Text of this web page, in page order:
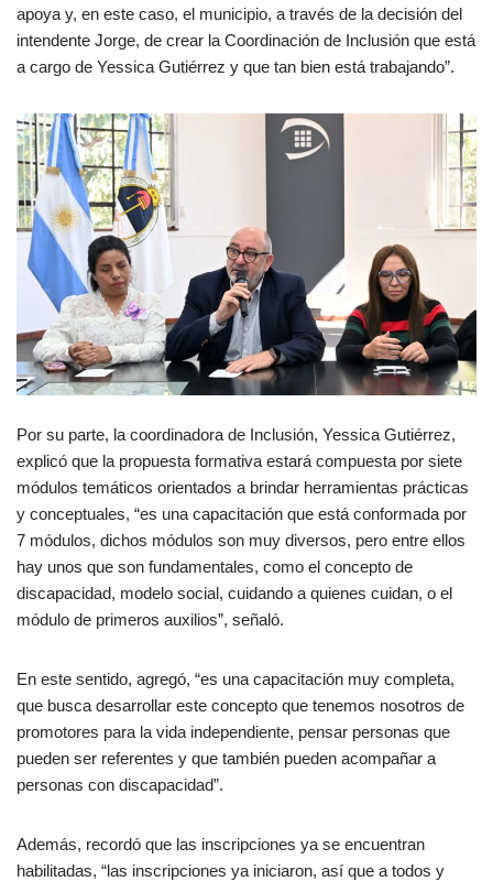
apoya y, en este caso, el municipio, a través de la decisión del
intendente Jorge, de crear la Coordinación de Inclusión que está
a cargo de Yessica Gutiérrez y que tan bien está trabajando”.
Por su parte, la coordinadora de Inclusión, Yessica Gutiérrez,
explicó que la propuesta formativa estará compuesta por siete
módulos temáticos orientados a brindar herramientas prácticas
y conceptuales, “es una capacitación que está conformada por
7 módulos, dichos módulos son muy diversos, pero entre ellos
hay unos que son fundamentales, como el concepto de
discapacidad, modelo social, cuidando a quienes cuidan, o el
módulo de primeros auxilios”, señaló.
En este sentido, agregó, “es una capacitación muy completa,
que busca desarrollar este concepto que tenemos nosotros de
promotores para la vida independiente, pensar personas que
pueden ser referentes y que también pueden acompañar a
personas con discapacidad”.
Además, recordó que las inscripciones ya se encuentran
habilitadas, “las inscripciones ya iniciaron, así que a todos y